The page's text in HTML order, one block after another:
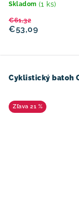
Skladom (1 ks)
€53,09
€61,32
Cyklistický batoh
21 %